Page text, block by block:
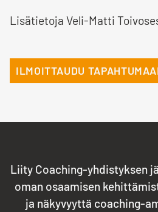
Lisätietoja Veli-Matti
ILMOITTAUDU
Liity Coaching-yhdistyksen
oman osaamisen
ja näkyvyyttä coaching-